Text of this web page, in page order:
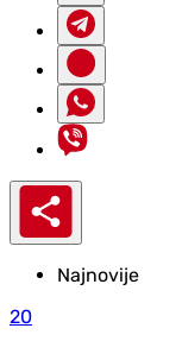
Najnovije
20